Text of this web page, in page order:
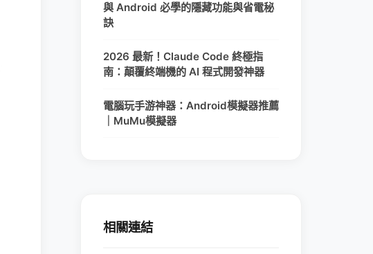
與 Android 必學的隱藏功能與省電秘
訣
2026 最新！Claude Code 終極指
南：顛覆終端機的 AI 程式開發神器
電腦玩手游神器：Android模擬器推薦
｜MuMu模擬器
相關連結